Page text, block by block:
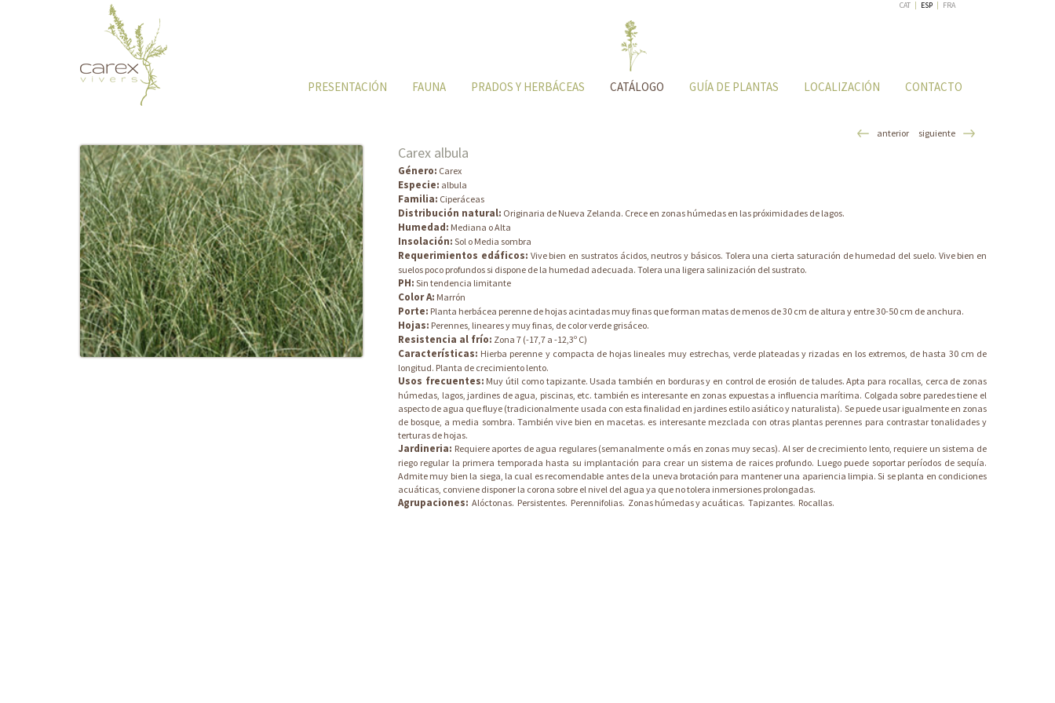
CAT | ESP | FRA
PRESENTACIÓN FAUNA PRADOS Y HERBÁCEAS CATÁLOGO GUÍA DE PLANTAS LOCALIZACIÓN CONTACTO
anterior siguiente
Carex albula
Género: Carex
Especie: albula
Familia: Ciperáceas
Distribución natural: Originaria de Nueva Zelanda. Crece en zonas húmedas en las próximidades de lagos.
Humedad: Mediana o Alta
Insolación: Sol o Media sombra
Requerimientos edáficos: Vive bien en sustratos ácidos, neutros y básicos. Tolera una cierta saturación de humedad del suelo. Vive bien en
suelos poco profundos si dispone de la humedad adecuada. Tolera una ligera salinización del sustrato.
PH: Sin tendencia limitante
Color A: Marrón
Porte: Planta herbácea perenne de hojas acintadas muy finas que forman matas de menos de 30 cm de altura y entre 30-50 cm de anchura.
Hojas: Perennes, lineares y muy finas, de color verde grisáceo.
Resistencia al frío: Zona 7 (-17,7 a -12,3º C)
Características: Hierba perenne y compacta de hojas lineales muy estrechas, verde plateadas y rizadas en los extremos, de hasta 30 cm de
longitud. Planta de crecimiento lento.
Usos frecuentes: Muy útil como tapizante. Usada también en borduras y en control de erosión de taludes. Apta para rocallas, cerca de zonas
húmedas, lagos, jardines de agua, piscinas, etc. también es interesante en zonas expuestas a influencia marítima. Colgada sobre paredes tiene el
aspecto de agua que fluye (tradicionalmente usada con esta finalidad en jardines estilo asiático y naturalista). Se puede usar igualmente en zonas
de bosque, a media sombra. También vive bien en macetas. es interesante mezclada con otras plantas perennes para contrastar tonalidades y
terturas de hojas.
Jardineria: Requiere aportes de agua regulares (semanalmente o más en zonas muy secas). Al ser de crecimiento lento, requiere un sistema de
riego regular la primera temporada hasta su implantación para crear un sistema de raices profundo. Luego puede soportar períodos de sequía.
Admite muy bien la siega, la cual es recomendable antes de la uneva brotación para mantener una apariencia limpia. Si se planta en condiciones
acuáticas, conviene disponer la corona sobre el nivel del agua ya que no tolera inmersiones prolongadas.
Agrupaciones: Alóctonas. Persistentes. Perennifolias. Zonas húmedas y acuáticas. Tapizantes. Rocallas.